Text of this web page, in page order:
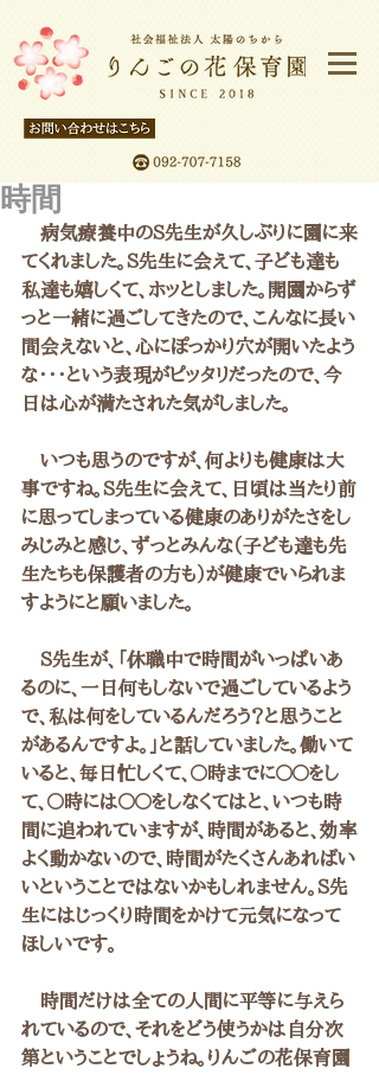
時間
病気療養中のＳ先生が久しぶりに園に来
てくれました。Ｓ先生に会えて、子ども達も
私達も嬉しくて、ホッとしました。開園からず
っと一緒に過ごしてきたので、こんなに長い
間会えないと、心にぽっかり穴が開いたよう
な・・・という表現がピッタリだったので、今
日は心が満たされた気がしました。
いつも思うのですが、何よりも健康は大
事ですね。Ｓ先生に会えて、日頃は当たり前
に思ってしまっている健康のありがたさをし
みじみと感じ、ずっとみんな（子ども達も先
生たちも保護者の方も）が健康でいられま
すようにと願いました。
Ｓ先生が、「休職中で時間がいっぱいあ
るのに、一日何もしないで過ごしているよう
で、私は何をしているんだろう？と思うこと
があるんですよ。」と話していました。働いて
いると、毎日忙しくて、〇時までに〇〇をし
て、〇時には〇〇をしなくてはと、いつも時
間に追われていますが、時間があると、効率
よく動かないので、時間がたくさんあればい
いということではないかもしれません。Ｓ先
生にはじっくり時間をかけて元気になって
ほしいです。
時間だけは全ての人間に平等に与えら
れているので、それをどう使うかは自分次
第ということでしょうね。りんごの花保育園